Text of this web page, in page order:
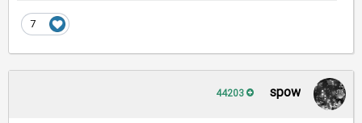
spow